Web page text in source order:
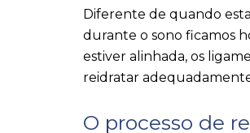
Diferente de quando
durante o sono ficamos
estiver alinhada, os
reidratar
O processo de